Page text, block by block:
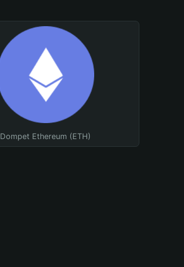
Dompet Ethereum (ETH)